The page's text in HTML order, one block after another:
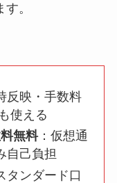
。
反映・手数料
使える
無料：仮想通
自己負担
タンダード口